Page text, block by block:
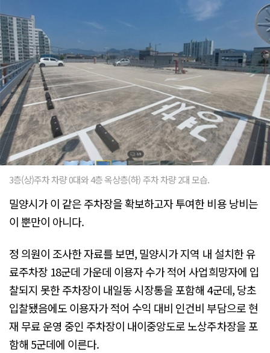
3층(상)주차 차량 0대와 4층 옥상층(하) 주차 차량 2대 모습.
밀양시가 이 같은 주차장을 확보하고자 투여한 비용 낭비는
이 뿐만이 아니다.
정 의원이 조사한 자료를 보면, 밀양시가 지역 내 설치한 유
료주차장 18군데 가운데 이용자 수가 적어 사업희망자에 입
찰되지 못한 주차장이 내일동 시장통을 포함해 4군데, 당초
입찰됐음에도 이용자가 적어 수익 대비 인건비 부담으로 현
재 무료 운영 중인 주차장이 내이중앙도로 노상주차장을 포
함해 5군데에 이른다.